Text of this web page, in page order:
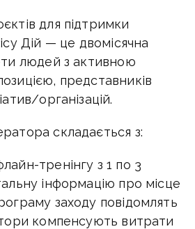
для підтримки
Дій — це двомісячна
людей з активною
представників
організацій.
складається з:
тренінгу з 1 по 3
інформацію про місце
заходу повідомлять
компенсують витрати